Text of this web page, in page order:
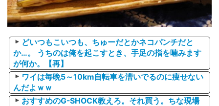
どいつもこいつも、ちゅーだとかネコパンチだと
か…。 うちのは俺を起こすとき、手足の指を噛みます
が何か。【再】
ワイは毎晩5～10km自転車を漕いでるのに痩せない
んだよｗｗ
おすすめのG-SHOCK教えろ。それ買う。ちな現場